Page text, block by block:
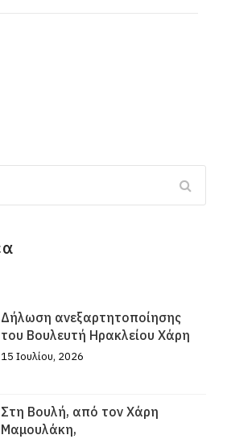
Δήλωση ανεξαρτητοποίησης
του Βουλευτή Ηρακλείου Χάρη
15 Ιουλίου, 2026
Στη Βουλή, από τον Χάρη
Μαμουλάκη,